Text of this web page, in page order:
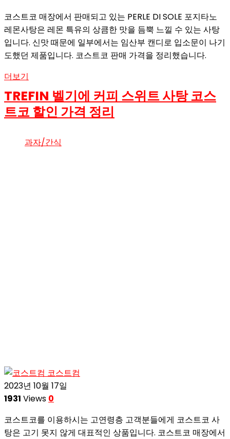
코스트코 매장에서 판매되고 있는 PERLE DI SOLE 포지타노
레몬사탕은 레몬 특유의 상큼한 맛을 듬뿍 느낄 수 있는 사탕
입니다. 신맛 때문에 일부에서는 임산부 캔디로 입소문이 나기
도했던 제품입니다. 코스트코 판매 가격을 정리했습니다.
더보기
TREFIN 벨기에 커피 스위트 사탕 코스
트코 할인 가격 정리
과자/간식
코스트컴
2023년 10월 17일
1931 Views 0
코스트코를 이용하시는 고연령층 고객분들에게 코스트코 사
탕은 고기 못지 않게 대표적인 상품입니다. 코스트코 매장에서